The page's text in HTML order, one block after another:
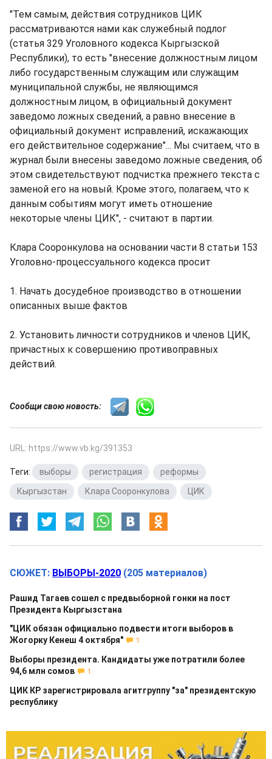
"Тем самым, действия сотрудников ЦИК
рассматриваются нами как служебный подлог
(статья 329 Уголовного кодекса Кыргызской
Республики), то есть "внесение должностным лицом
либо государственным служащим или служащим
муниципальной службы, не являющимся
должностным лицом, в официальный документ
заведомо ложных сведений, а равно внесение в
официальный документ исправлений, искажающих
его действительное содержание"... Мы считаем, что в
журнал были внесены заведомо ложные сведения, об
этом свидетельствуют подчистка прежнего текста с
заменой его на новый. Кроме этого, полагаем, что к
данным событиям могут иметь отношение
некоторые члены ЦИК", - считают в партии.
Клара Сооронкулова на основании части 8 статьи 153
Уголовно-процессуального кодекса просит
1. Начать досудебное производство в отношении
описанных выше фактов
2. Установить личности сотрудников и членов ЦИК,
причастных к совершению противоправных
действий.
Сообщи свою новость:
URL: https://www.vb.kg/391353
Теги: выборы регистрация реформы
Кыргызстан
Клара Сооронкулова ЦИК
СЮЖЕТ: ВЫБОРЫ-2020 (205 материалов)
Рашид Тагаев сошел с предвыборной гонки на пост
Президента Кыргызстана
"ЦИК обязан официально подвести итоги выборов в
Жогорку Кенеш 4 октября"
1
Выборы президента. Кандидаты уже потратили более
94,6 млн сомов
1
ЦИК КР зарегистрировала агитгруппу "за" президентскую
республику